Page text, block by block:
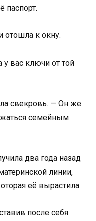
паспорт.
отошла к окну.
вас ключи от той
свекровь. — Он же
семейным
два года назад
линии,
её вырастила.
после себя